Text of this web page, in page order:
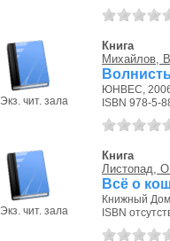
Экз. чит. зала
Книга
Михайлов,
ЮНВЕС, 2006
ISBN 978-5-
Экз. чит. зала
Книга
Листопад,
Всё о
Книжный
ISBN